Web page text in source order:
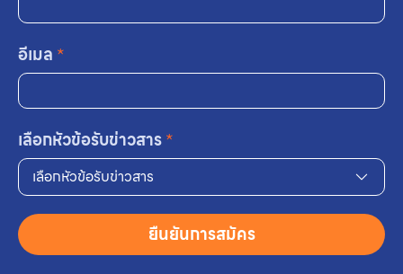
อีเมล *
เลือกหัวข้อรับข่าวสาร*
เลือกหัวข้อรับข่าวสาร
ยืนยันการสมัคร